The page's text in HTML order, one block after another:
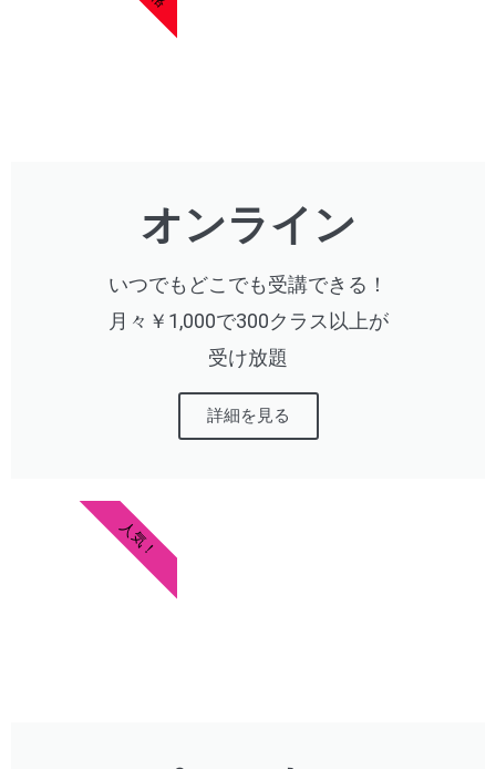
オンライン
いつでもどこでも受講できる！
月々￥1,000で300クラス以上が
受け放題
詳細を見る
人気！